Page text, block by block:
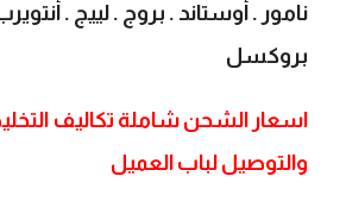
نامور . أوستاند . بروج . لييج .
بروكسل
اسعار الشحن شاملة تكاليف
والتوصيل لباب العميل